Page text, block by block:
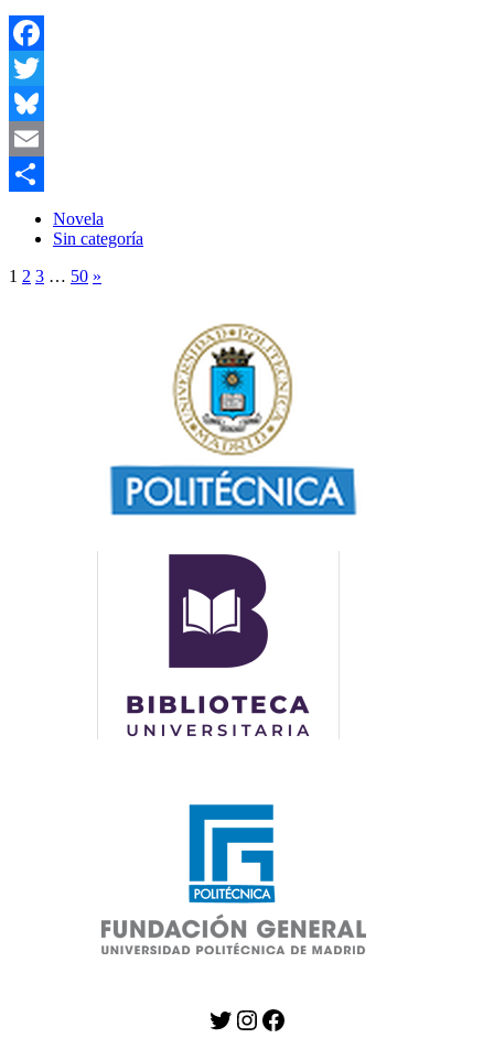
Facebook
Twitter
Bluesky
Email
Compartir
Novela
Sin categoría
1 2 3 … 50 »
Twitter
Instagram
Facebook